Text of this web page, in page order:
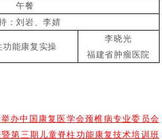
午餐
：刘岩、李婧
功能康复实操
李晓光
福建省肿瘤医院
办中国康复医学会颈椎病专业委员会
第三期儿童脊柱功能康复技术培训班